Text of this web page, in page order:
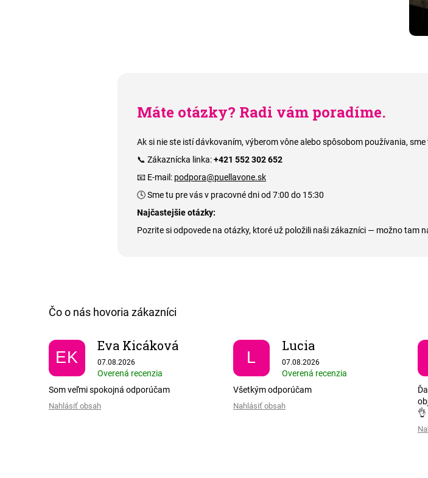
Máte otázky? Radi vám poradíme.
Ak si nie ste istí dávkovaním, výberom vône alebo spôsobom používania, sme
📞 Zákaznícka linka:+421 552 302 652
📧 E-mail: podpora@puellavone.sk
🕓 Sme tu pre vás v pracovné dni od 7:00 do 15:30
Najčastejšie otázky:
Pozrite si odpovede na otázky, ktoré už položili naši zákazníci — možno tam
EK
Eva Kicáková
Hodnotenie obchodu je 5 z 5 hviezdičiek.
07.08.2026
Overená recenzia
Som veľmi spokojná odporúčam
Nahlásiť obsah
L
Lucia
Hodnotenie obchodu je 5 z 5
07.08.2026
Overená recenzia
Všetkým odporúčam
Nahlásiť obsah